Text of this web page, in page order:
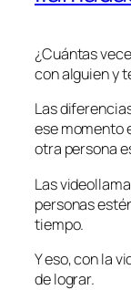
¿Cuántas
con alguien y
Las
ese momento
otra persona
Las
personas
tiempo.
Y eso, con la
de lograr.